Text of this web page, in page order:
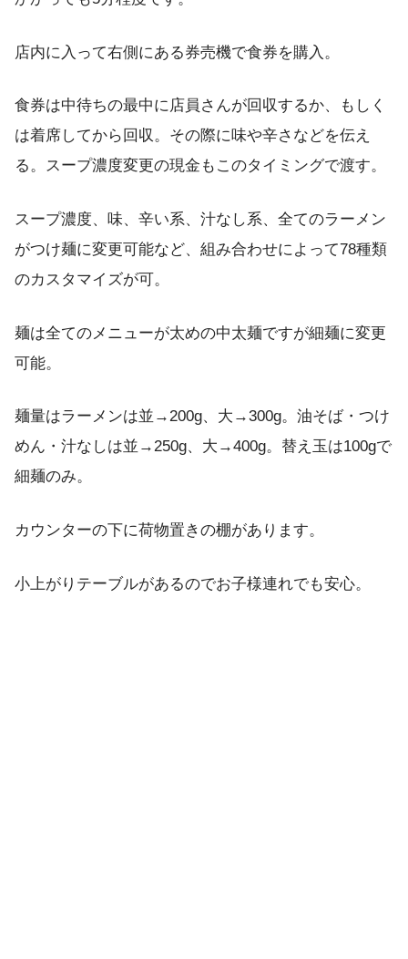
店内に入って右側にある券売機で食券を購入。
食券は中待ちの最中に店員さんが回収するか、もしく
は着席してから回収。その際に味や辛さなどを伝え
る。スープ濃度変更の現金もこのタイミングで渡す。
スープ濃度、味、辛い系、汁なし系、全てのラーメン
がつけ麺に変更可能など、組み合わせによって78種類
のカスタマイズが可。
麺は全てのメニューが太めの中太麺ですが細麺に変更
可能。
麺量はラーメンは並→200g、大→300g。油そば・つけ
めん・汁なしは並→250g、大→400g。替え玉は100gで
細麺のみ。
カウンターの下に荷物置きの棚があります。
小上がりテーブルがあるのでお子様連れでも安心。